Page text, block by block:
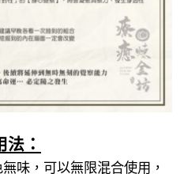
：
味，可以無限混合使用，